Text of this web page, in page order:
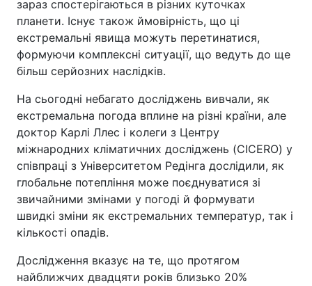
зараз спостерігаються в різних куточках
планети. Існує також ймовірність, що ці
екстремальні явища можуть перетинатися,
формуючи комплексні ситуації, що ведуть до ще
більш серйозних наслідків.
На сьогодні небагато досліджень вивчали, як
екстремальна погода вплине на різні країни, але
доктор Карлі Ллес і колеги з Центру
міжнародних кліматичних досліджень (CICERO) у
співпраці з Університетом Редінга дослідили, як
глобальне потепління може поєднуватися зі
звичайними змінами у погоді й формувати
швидкі зміни як екстремальних температур, так і
кількості опадів.
Дослідження вказує на те, що протягом
найближчих двадцяти років близько 20%